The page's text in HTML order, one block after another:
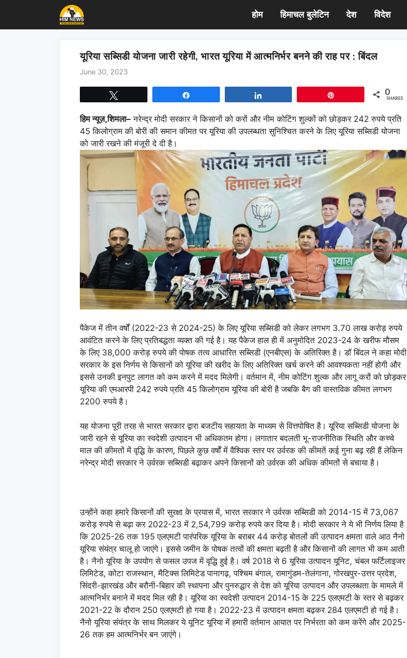
content
होम हिमाचल बुलेटिन देश विदेश
यूरिया सब्सिडी योजना जारी रहेगी, भारत यूरिया में आत्मनिर्भर बनने की राह पर : बिंदल
June 30, 2023
0
SHARES
हिम न्यूज़,शिमला– नरेन्द्र मोदी सरकार ने किसानों को करों और नीम कोटिंग शुल्कों को छोड़कर 242 रुपये प्रति
45 किलोग्राम की बोरी की समान कीमत पर यूरिया की उपलब्धता सुनिश्चित करने के लिए यूरिया सब्सिडी योजना
को जारी रखने की मंजूरी दे दी है।
पैकेज में तीन वर्षों (2022-23 से 2024-25) के लिए यूरिया सब्सिडी को लेकर लगभग 3.70 लाख करोड़ रुपये
आवंटित करने के लिए प्रतिबद्धता व्यक्त की गई है। यह पैकेज हाल ही में अनुमोदित 2023-24 के खरीफ मौसम
के लिए 38,000 करोड़ रुपये की पोषक तत्व आधारित सब्सिडी (एनबीएस) के अतिरिक्त है। डॉ बिंदल ने कहा मोदी
सरकार के इस निर्णय से किसानों को यूरिया की खरीद के लिए अतिरिक्त खर्च करने की आवश्यकता नहीं होगी और
इससे उनकी इनपुट लागत को कम करने में मदद मिलेगी। वर्तमान में, नीम कोटिंग शुल्क और लागू करों को छोड़कर
यूरिया की एमआरपी 242 रुपये प्रति 45 किलोग्राम यूरिया की बोरी है जबकि बैग की वास्तविक कीमत लगभग
2200 रुपये है।
यह योजना पूरी तरह से भारत सरकार द्वारा बजटीय सहायता के माध्यम से वित्तपोषित है। यूरिया सब्सिडी योजना के
जारी रहने से यूरिया का स्वदेशी उत्पादन भी अधिकतम होगा। लगातार बदलती भू-राजनीतिक स्थिति और कच्चे
माल की कीमतों में वृद्धि के कारण, पिछले कुछ वर्षों में वैश्विक स्तर पर उर्वरक की कीमतें कई गुना बढ़ रही हैं लेकिन
नरेन्द्र मोदी सरकार ने उर्वरक सब्सिडी बढ़ाकर अपने किसानों को उर्वरक की अधिक कीमतों से बचाया है।
उन्होंने कहा हमारे किसानों की सुरक्षा के प्रयास में, भारत सरकार ने उर्वरक सब्सिडी को 2014-15 में 73,067
करोड़ रुपये से बढ़ा कर 2022-23 में 2,54,799 करोड़ रुपये कर दिया है। मोदी सरकार ने ये भी निर्णय लिया है
कि 2025-26 तक 195 एलएमटी पारंपरिक यूरिया के बराबर 44 करोड़ बोतलों की उत्पादन क्षमता वाले आठ नैनो
यूरिया संयंत्र चालू हो जाएंगे। इससे जमीन के पोषक तत्वों की क्षमता बढ़ती है और किसानों की लागत भी कम आती
है। नैनो यूरिया के उपयोग से फसल उपज में वृद्धि हुई है। वर्ष 2018 से 6 यूरिया उत्पादन यूनिट, चंबल फर्टिलाइजर
लिमिटेड, कोटा राजस्थान, मैटिक्स लिमिटेड पानागढ़, पश्चिम बंगाल, रामागुंडम-तेलंगाना, गोरखपुर-उत्तर प्रदेश,
सिंदरी-झारखंड और बरौनी-बिहार की स्थापना और पुनरुद्धार से देश को यूरिया उत्पादन और उपलब्धता के मामले में
आत्मनिर्भर बनाने में मदद मिल रही है। यूरिया का स्वदेशी उत्पादन 2014-15 के 225 एलएमटी के स्तर से बढ़कर
2021-22 के दौरान 250 एलएमटी हो गया है। 2022-23 में उत्पादन क्षमता बढ़कर 284 एलएमटी हो गई है।
नैनो यूरिया संयंत्र के साथ मिलकर ये यूनिट यूरिया में हमारी वर्तमान आयात पर निर्भरता को कम करेंगे और 2025-
26 तक हम आत्मनिर्भर बन जाएंगे।